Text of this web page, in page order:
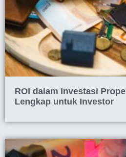
ROI dalam Investasi
Lengkap untuk Investor